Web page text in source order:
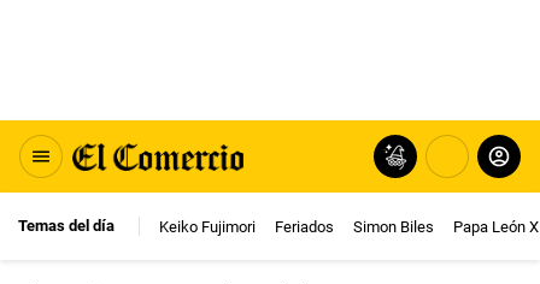
Temas del día Keiko Fujimori Feriados Simon Biles Papa León